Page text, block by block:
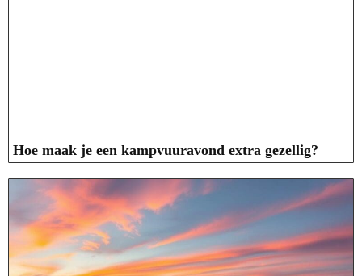
Hoe maak je een kampvuuravond extra gezellig?